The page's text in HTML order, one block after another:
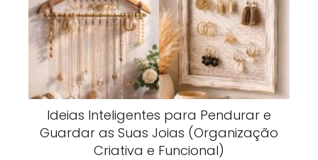
Ideias Inteligentes para Pendurar e
Guardar as Suas Joias (Organização
Criativa e Funcional)